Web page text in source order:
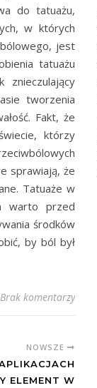
do tatuażu,
w których
jest
tatuażu
tworzenia
Fakt, że
którzy
sprawiają, że
Tatuaże w
warto przed
środków
by ból był
Brak komentarzy
NOWSZE
ELEMENT W